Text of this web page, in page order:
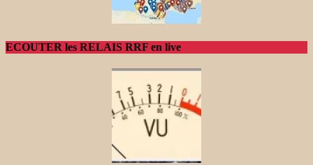
ECOUTER les RELAIS RRF en live